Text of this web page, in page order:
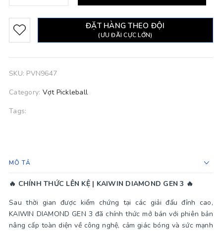
ĐẶT HÀNG THEO ĐỘI
(ƯU ĐÃI CỰC LỚN)
SKU: PVN9647
Category: Vợt Pickleball
Tags:
MÔ TẢ
🔥 CHÍNH THỨC LÊN KỆ | KAIWIN DIAMOND GEN 3 🔥
Sau thời gian được kiểm chứng tại các giải đấu đỉnh cao,
KAIWIN DIAMOND GEN 3 đã chính thức mở bán với phiên bản
nâng cấp toàn diện về công nghệ, cảm giác bóng và sức mạnh